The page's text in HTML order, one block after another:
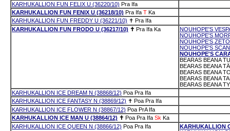
KARHUKALLION FUN FELIX U (36220/10) Pra Ifa
KARHUKALLION FUN FENIX U (36218/10) Pra Ifa T Ka
KARHUKALLION FUN FREDDY U (36221/10) ✝ Pra Ifa
KARHUKALLION FUN FRODO U (36217/10) ✝ Pra Ifa Ka
NOUHOPE'S
NOUHOPE'S
NOUHOPE'S
NOUHOPE'S
NOUHOPE'S
BEARAS BEANA
BEARAS BEANA
BEARAS BEANA
BEARAS BEANA
BEARAS BEANA
KARHUKALLION ICE DREAM N (38868/12) Poa Pra Ifa
KARHUKALLION ICE FANTASY N (38869/12) ✝ Poa Pra Ifa
KARHUKALLION ICE FLOWER N (38867/12) Poa PrA Ifa
KARHUKALLION ICE MAN U (38864/12) ✝ Poa Pra Ifa Sk Ka
KARHUKALLION ICE QUEEN N (38866/12) Poa Pra Ifa
KARHUKALLION